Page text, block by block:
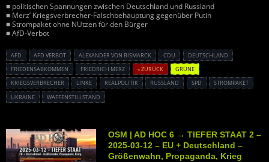
■ politischen Spannungen zwischen Deutschland und Russland
■ Merz’ Kriegsverbrecher-Falschbehauptung gegenüber Putin
■ Strompaket ohne NUtzen für den Bürger
■ AfD-Verbot
AFD AFD VERBOT ALEXANDER VON BISMARCK CDU
DEUTSCHLAND
FRIEDENSABKOMMEN
FRIEDRICH MERZ « ZURÜCK
GRÜNE
KRIEGSVERBRECHER
LINKE REALPOLITIK RUSSLAND SPD
STROMPAKET
UKRAINE
WAFFENSTILLSTAND
OSM | AD HOC 6 → TIEFER STAAT 2 –
2025-03-12 – EU + Deutschland –
Größenwahn, Propaganda, Krieg